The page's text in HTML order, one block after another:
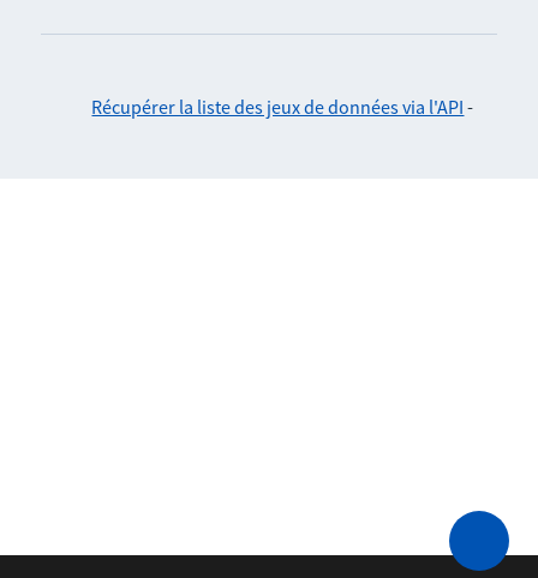
Récupérer la liste des jeux de données via l'API -